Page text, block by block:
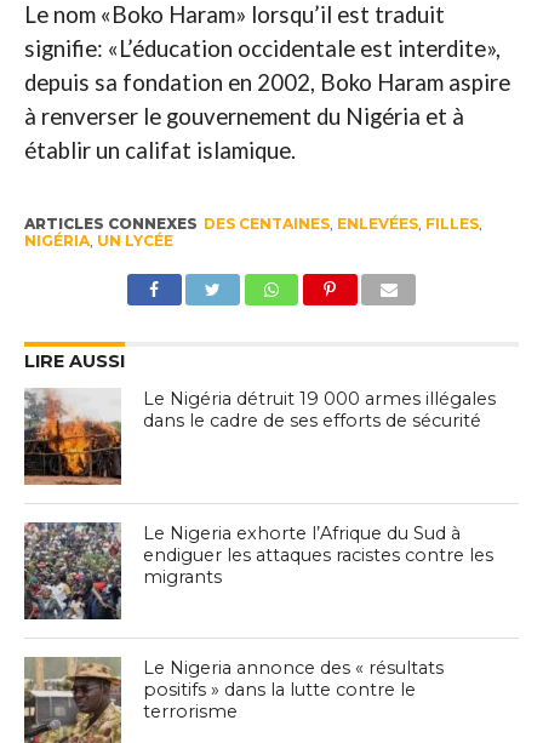
Le nom «Boko Haram» lorsqu’il est traduit
signifie: «L’éducation occidentale est interdite»,
depuis sa fondation en 2002, Boko Haram aspire
à renverser le gouvernement du Nigéria et à
établir un califat islamique.
ARTICLES CONNEXES DES CENTAINES, ENLEVÉES, FILLES,
NIGÉRIA, UN LYCÉE
LIRE AUSSI
Le Nigéria détruit 19 000 armes illégales
dans le cadre de ses efforts de sécurité
Le Nigeria exhorte l’Afrique du Sud à
endiguer les attaques racistes contre les
migrants
Le Nigeria annonce des « résultats
positifs » dans la lutte contre le
terrorisme